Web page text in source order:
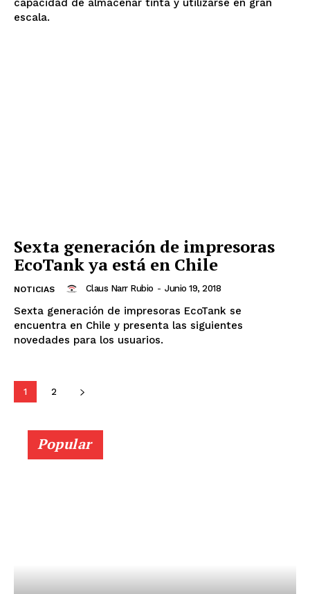
capacidad de almacenar tinta y utilizarse en gran
escala.
Sexta generación de impresoras
EcoTank ya está en Chile
NOTICIAS Claus Narr Rubio - Junio 19, 2018
Sexta generación de impresoras EcoTank se
encuentra en Chile y presenta las siguientes
novedades para los usuarios.
1 2
Popular